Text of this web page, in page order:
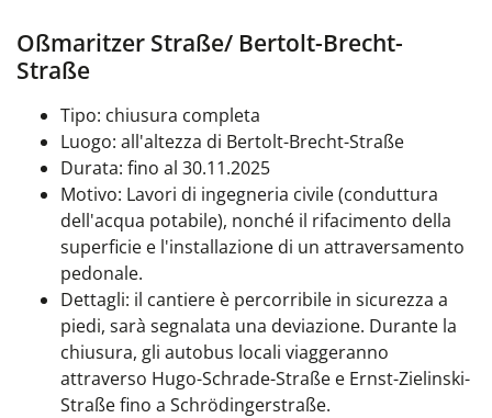
Oßmaritzer Straße/ Bertolt-Brecht-
Straße
Tipo: chiusura completa
Luogo: all'altezza di Bertolt-Brecht-Straße
Durata: fino al 30.11.2025
Motivo: Lavori di ingegneria civile (conduttura
dell'acqua potabile), nonché il rifacimento della
superficie e l'installazione di un attraversamento
pedonale.
Dettagli: il cantiere è percorribile in sicurezza a
piedi, sarà segnalata una deviazione. Durante la
chiusura, gli autobus locali viaggeranno
attraverso Hugo-Schrade-Straße e Ernst-Zielinski-
Straße fino a Schrödingerstraße.